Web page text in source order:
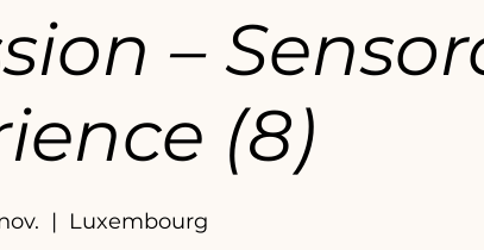
–
(8)
  |
Luxembourg